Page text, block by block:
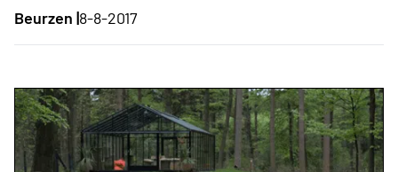
Beurzen |8-8-2017